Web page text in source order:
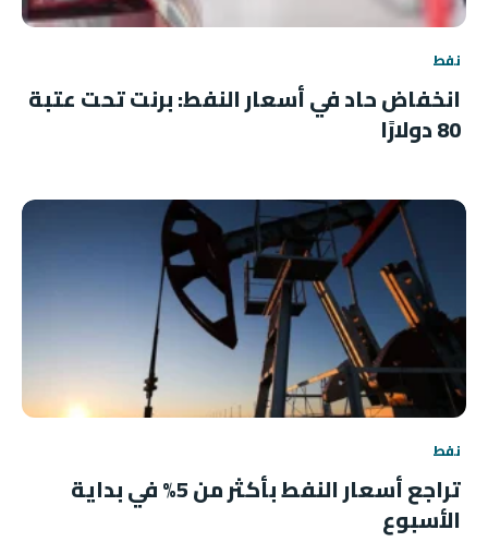
نفط
انخفاض حاد في أسعار النفط: برنت تحت عتبة
80 دولارًا
نفط
تراجع أسعار النفط بأكثر من 5% في بداية
الأسبوع